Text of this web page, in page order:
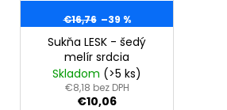
€16,76 –39 %
Sukňa LESK - šedý
melír srdcia
Skladom (>5 ks)
€8,18 bez DPH
€10,06